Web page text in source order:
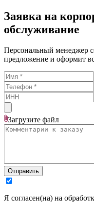
Заявка на
обслуживание
Персональный менеджер
предложение и оформит
Загрузите файл
Отправить
Я согласен(на) на